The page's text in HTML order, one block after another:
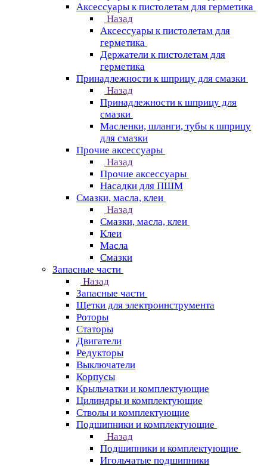
Аксессуары к пистолетам для герметика
Назад
Аксессуары к пистолетам для
герметика
Держатели к пистолетам для
герметика
Принадлежности к шприцу для смазки
Назад
Принадлежности к шприцу для
смазки
Масленки, шланги, тубы к шприцу
для смазки
Прочие аксессуары
Назад
Прочие аксессуары
Насадки для ПШМ
Смазки, масла, клеи
Назад
Смазки, масла, клеи
Клеи
Масла
Смазки
Запасные части
Назад
Запасные части
Щетки для электроинструмента
Роторы
Статоры
Двигатели
Редукторы
Выключатели
Корпусы
Крыльчатки и комплектующие
Цилиндры и комплектующие
Стволы и комплектующие
Подшипники и комплектующие
Назад
Подшипники и комплектующие
Игольчатые подшипники